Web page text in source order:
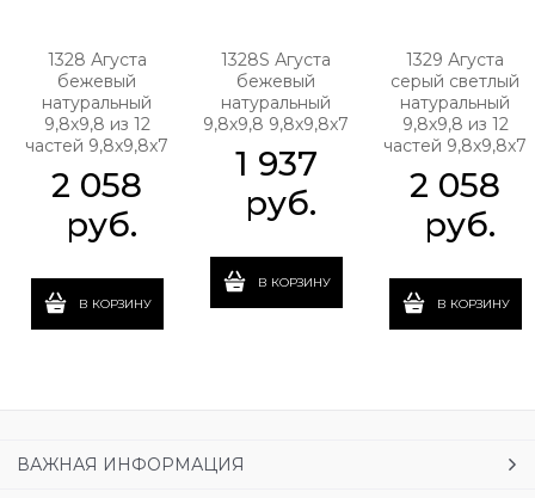
1328 Агуста
бежевый
натуральный
9,8х9,8 из 12
частей 9,8x9,8x7
2 058
руб.
В КОРЗИНУ
1328S Агуста
бежевый
натуральный
9,8х9,8 9,8x9,8x7
1 937
руб.
В КОРЗИНУ
1329 Агуста
серый светлый
натуральный
9,8х9,8 из 12
частей 9,8x9,8x7
2 058
руб.
В КОРЗИНУ
ВАЖНАЯ ИНФОРМАЦИЯ